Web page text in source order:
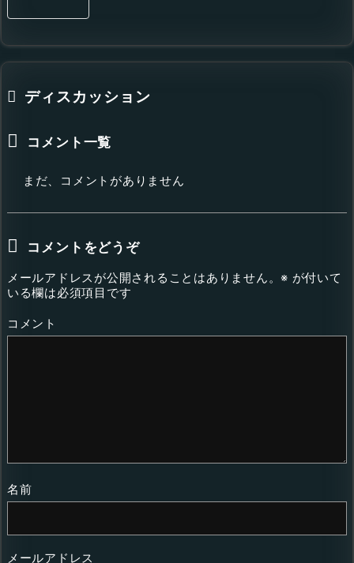
ディスカッション
コメント一覧
まだ、コメントがありません
コメントをどうぞ
メールアドレスが公開されることはありません。 ※ が付いて
いる欄は必須項目です
コメント
名前
メールアドレス